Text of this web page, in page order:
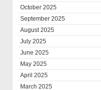
October 2025
September 2025
August 2025
July 2025
June 2025
May 2025
April 2025
March 2025